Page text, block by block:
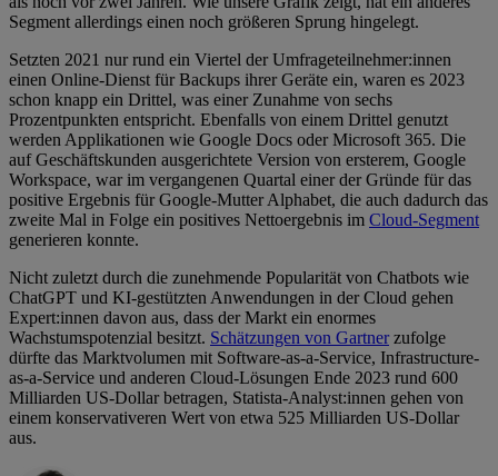
Segment allerdings einen noch größeren Sprung hingelegt.
Setzten 2021 nur rund ein Viertel der Umfrageteilnehmer:innen
einen Online-Dienst für Backups ihrer Geräte ein, waren es 2023
schon knapp ein Drittel, was einer Zunahme von sechs
Prozentpunkten entspricht. Ebenfalls von einem Drittel genutzt
werden Applikationen wie Google Docs oder Microsoft 365. Die
auf Geschäftskunden ausgerichtete Version von ersterem, Google
Workspace, war im vergangenen Quartal einer der Gründe für das
positive Ergebnis für Google-Mutter Alphabet, die auch dadurch das
zweite Mal in Folge ein positives Nettoergebnis im Cloud-Segment
generieren konnte.
Nicht zuletzt durch die zunehmende Popularität von Chatbots wie
ChatGPT und KI-gestützten Anwendungen in der Cloud gehen
Expert:innen davon aus, dass der Markt ein enormes
Wachstumspotenzial besitzt. Schätzungen von Gartnerzufolge
dürfte das Marktvolumen mit Software-as-a-Service, Infrastructure-
as-a-Service und anderen Cloud-Lösungen Ende 2023 rund 600
Milliarden US-Dollar betragen, Statista-Analyst:innen gehen von
einem konservativeren Wert von etwa 525 Milliarden US-Dollar
aus.